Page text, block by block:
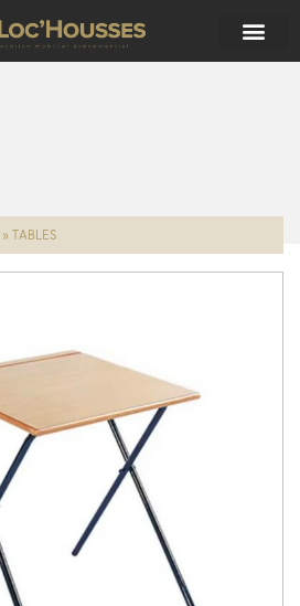
» TABLES